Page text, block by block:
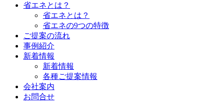
省エネとは？
省エネとは？
省エネの9つの特徴
ご提案の流れ
事例紹介
新着情報
新着情報
各種ご提案情報
会社案内
お問合せ